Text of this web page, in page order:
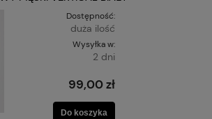
Dostępność:
duża ilość
Wysyłka w:
2 dni
99,00 zł
Do koszyka